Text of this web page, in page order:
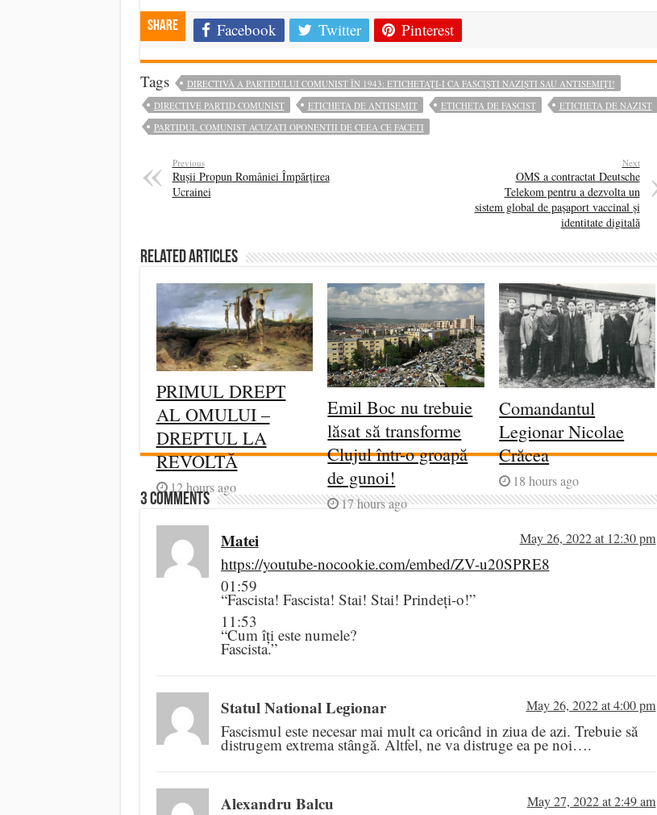
Share Facebook Twitter Pinterest
Tags
DIRECTIVĂ A PARTIDULUI COMUNIST ÎN 1943: ETICHETAȚI-I CA FASCIȘTI NAZIȘTI SAU ANTISEMIȚI!
DIRECTIVE PARTID COMUNIST
ETICHETA DE ANTISEMIT ETICHETA DE FASCIST
ETICHETA DE NAZIST
PARTIDUL COMUNIST ACUZATI OPONENTII DE CEEA CE FACETI
Previous
Rușii Propun României Împărțirea
Ucrainei
Next
OMS a contractat Deutsche
Telekom pentru a dezvolta un
sistem global de pașaport vaccinal și
identitate digitală
Related Articles
PRIMUL DREPT
AL OMULUI –
DREPTUL LA
REVOLTĂ
12 hours ago
Emil Boc nu trebuie
lăsat să transforme
Clujul într-o groapă
de gunoi!
17 hours ago
Comandantul
Legionar Nicolae
Crăcea
18 hours ago
3 comments
Matei May 26, 2022 at 12:30 pm
https://youtube-nocookie.com/embed/ZV-u20SPRE8
01:59
“Fascista! Fascista! Stai! Stai! Prindeți-o!”
11:53
“Cum îți este numele?
Fascista.”
Statul National Legionar May 26, 2022 at 4:00 pm
Fascismul este necesar mai mult ca oricând in ziua de azi. Trebuie să
distrugem extrema stângă. Altfel, ne va distruge ea pe noi….
Alexandru Balcu May 27, 2022 at 2:49 am